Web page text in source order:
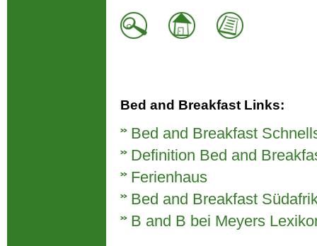
Bed and Breakfast Links:
Bed and Breakfast
Definition Bed and
Ferienhaus
Bed and Breakfast
B and B bei Meyers